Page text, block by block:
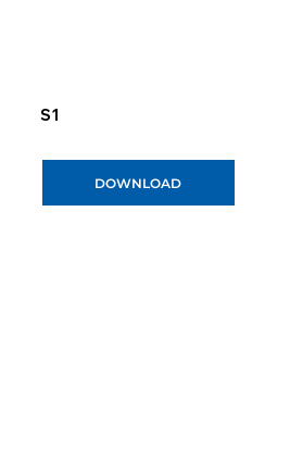
S1
DOWNLOAD